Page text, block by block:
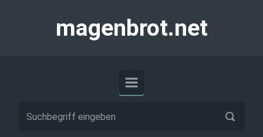
magenbrot.net